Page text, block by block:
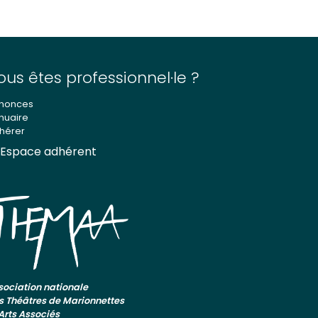
êtes professionnel·le ?
Espace adhérent
nationale
Théâtres de Marionnettes
Associés